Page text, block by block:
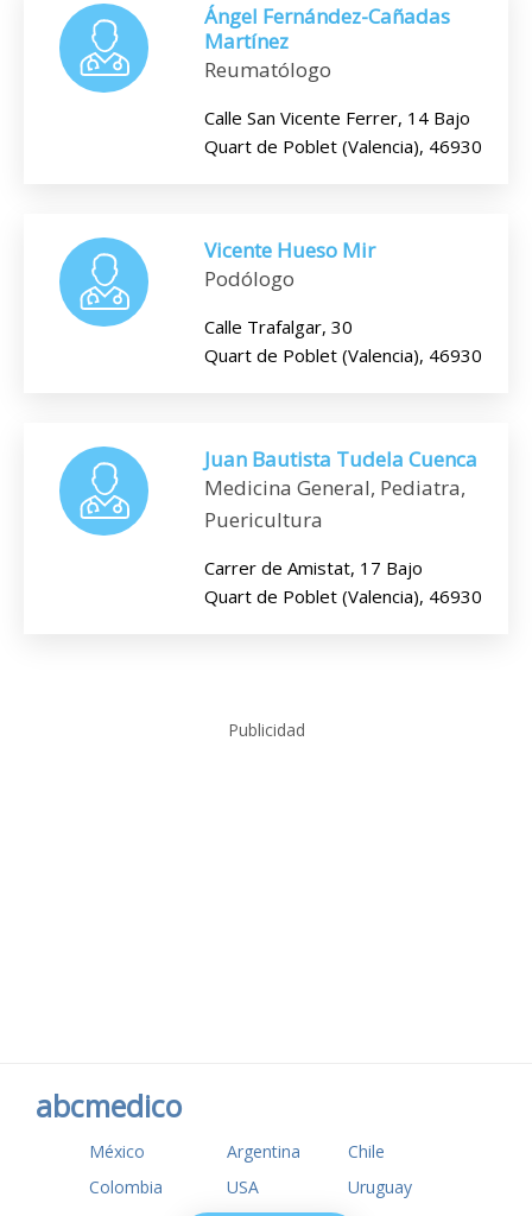
Ángel Fernández-Cañadas
Martínez
Reumatólogo
Calle San Vicente Ferrer, 14 Bajo
Quart de Poblet (Valencia), 46930
Vicente Hueso Mir
Podólogo
Calle Trafalgar, 30
Quart de Poblet (Valencia), 46930
Juan Bautista Tudela Cuenca
Medicina General, Pediatra,
Puericultura
Carrer de Amistat, 17 Bajo
Quart de Poblet (Valencia), 46930
Publicidad
abcmedico
México Argentina
Chile
Colombia
USA
Uruguay